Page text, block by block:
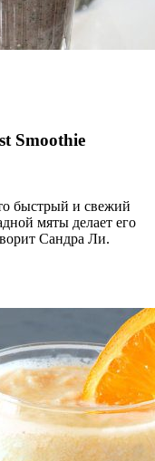
Smoothie
быстрый и свежий
мяты делает его
Сандра Ли.